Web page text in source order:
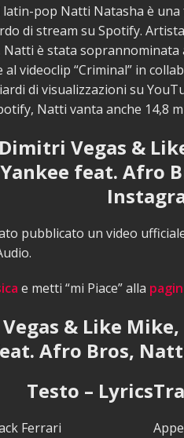
pop Natti Natasha è
di stream su Spotify.
è stata soprannominata
al videoclip “Criminal” in
di visualizzazioni su
Natti vanta anche 14,8
Vegas &
feat. Afro
pubblicato un video
e metti “mi Piace” alla
& Like
Afro Bros,
Testo – Lyrics
Ferrari